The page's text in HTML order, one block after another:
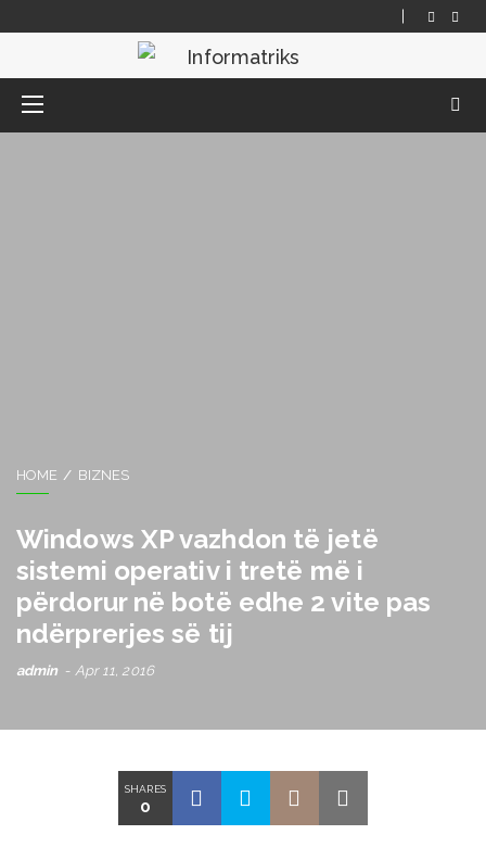
HOME BIZNES
Windows XP vazhdon të jetë
sistemi operativ i tretë më i
përdorur në botë edhe 2 vite pas
ndërprerjes së tij
admin Apr 11, 2016
SHARES
0